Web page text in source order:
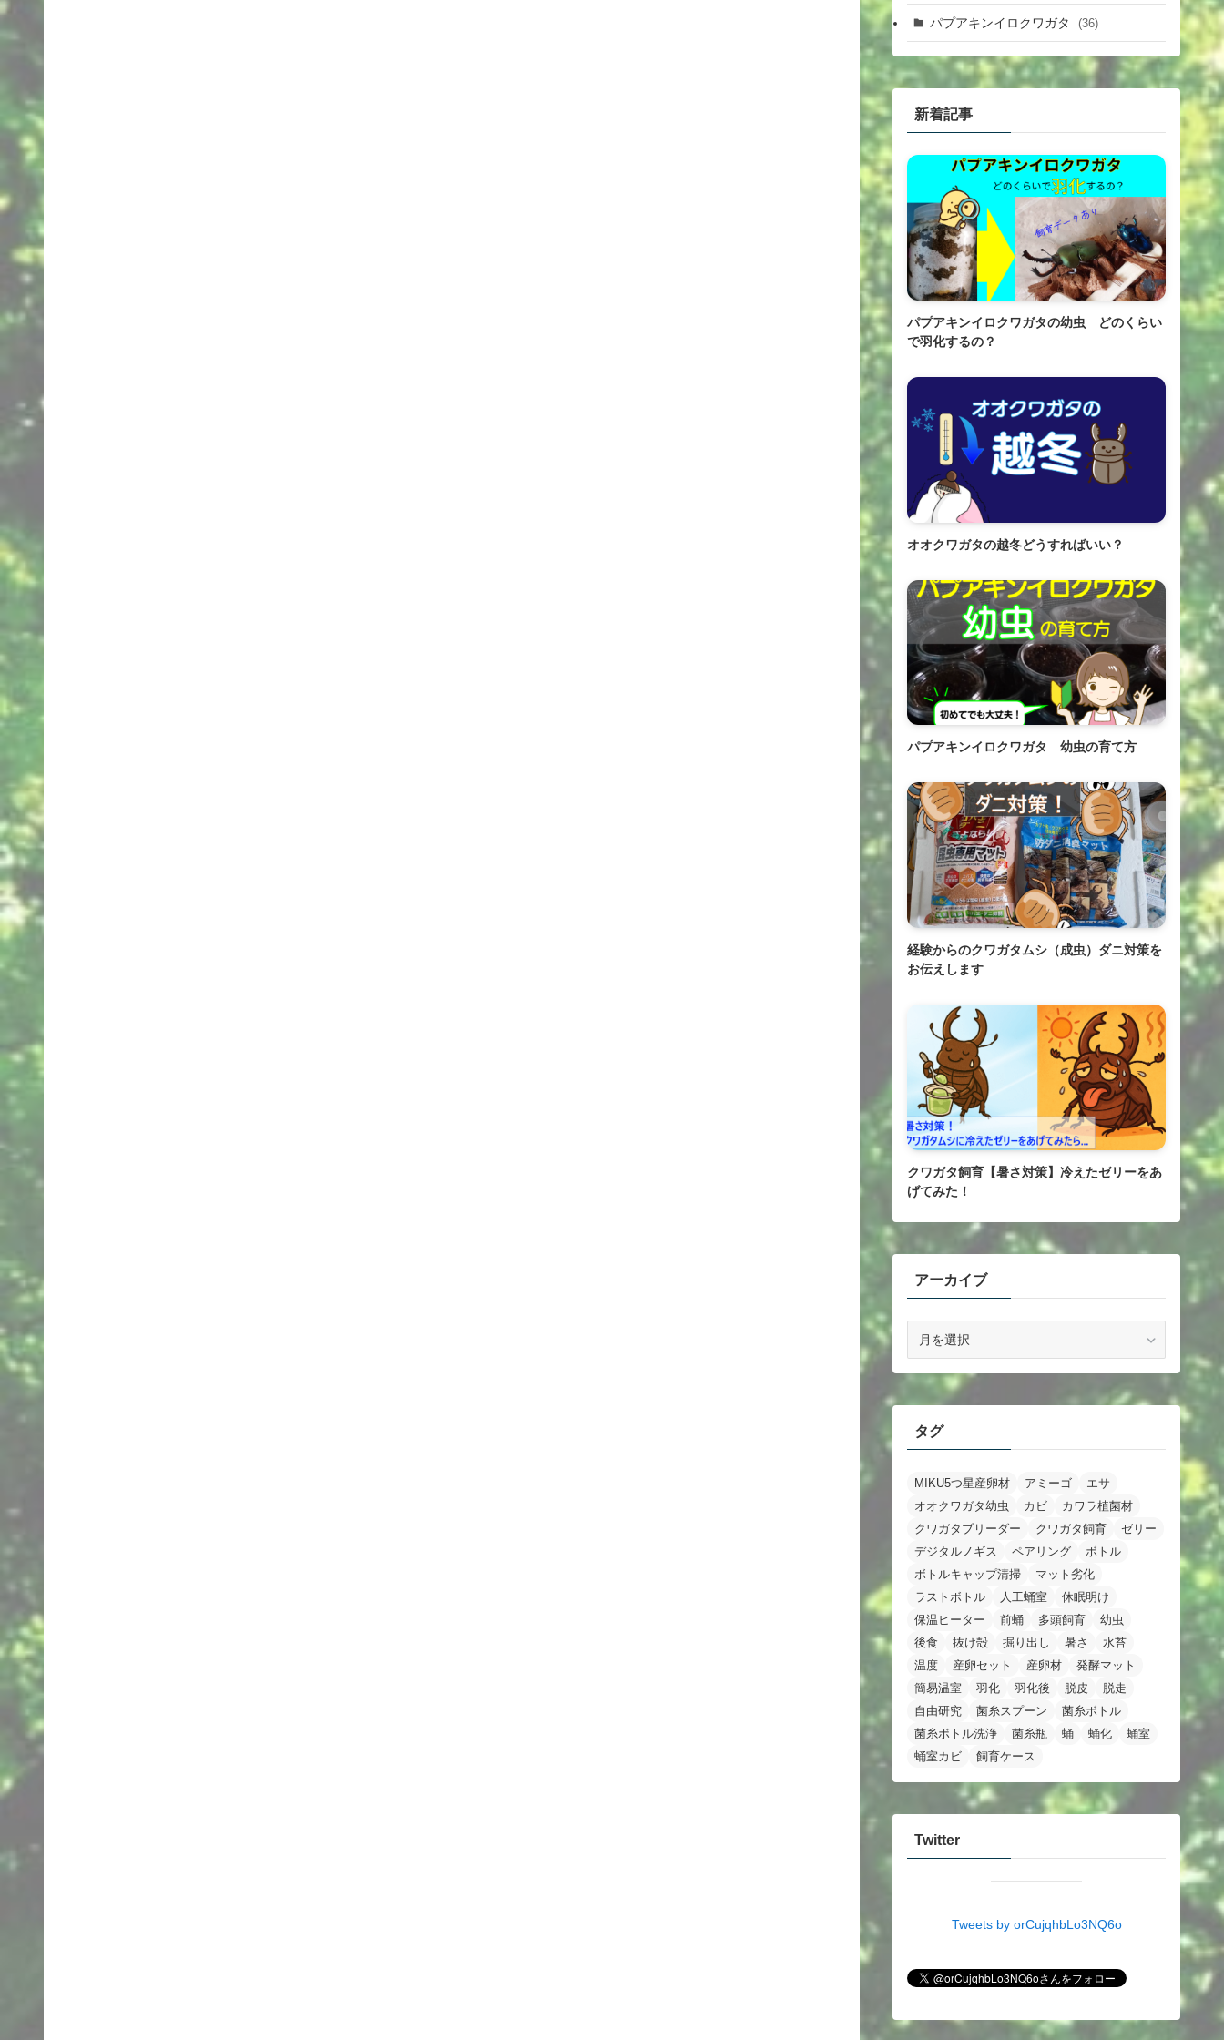
パプアキンイロクワガタ (36)
新着記事
パプアキンイロクワガタの幼虫 どのくらい
で羽化するの？
オオクワガタの越冬どうすればいい？
パプアキンイロクワガタ 幼虫の育て方
経験からのクワガタムシ（成虫）ダニ対策を
お伝えします
クワガタ飼育【暑さ対策】冷えたゼリーをあ
げてみた！
アーカイブ
ブ
タグ
MIKU5つ星産卵材 アミーゴ
エサ
オオクワガタ幼虫
カビ
カワラ植菌材
クワガタブリーダー
クワガタ飼育
ゼリー
デジタルノギス
ペアリング
ボトル
ボトルキャップ清掃
マット劣化
ラストボトル
人工蛹室
休眠明け
保温ヒーター
前蛹 多頭飼育
幼虫
後食
抜け殻 掘り出し 暑さ
水苔
温度
産卵セット 産卵材
発酵マット
簡易温室
羽化 羽化後 脱皮
脱走
自由研究
菌糸スプーン
菌糸ボトル
菌糸ボトル洗浄
菌糸瓶 蛹 蛹化
蛹室
蛹室カビ
飼育ケース
Twitter
Tweets by orCujqhbLo3NQ6o